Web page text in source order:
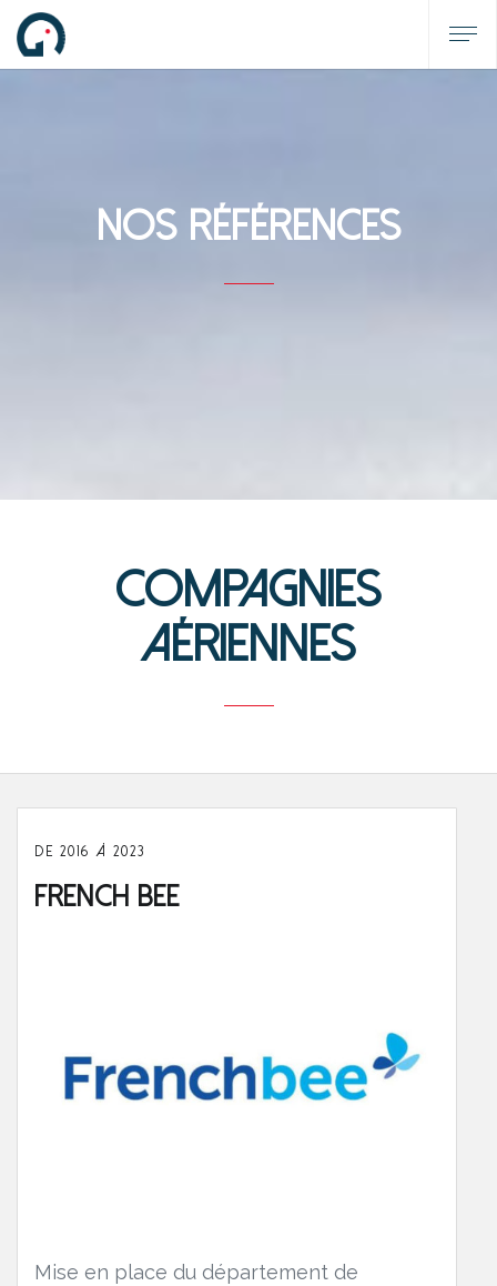
Nos Références
Compagnies
aériennes
DE 2016 À 2023
French Bee
Mise en place du département de